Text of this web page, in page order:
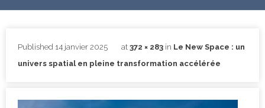
Published 14 janvier 2025 at 372 × 283 in Le New Space : un
univers spatial en pleine transformation accélérée